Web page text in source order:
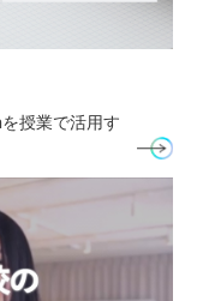
授業で活用す